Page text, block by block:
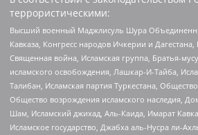
террористическими:
Высший военный Маджлисуль Шура
Кавказа, Конгресс народов Ичкерии и Дагестана,
Священная война, Исламская группа, Братья-
исламского освобождения, Лашкар-И-Тайба,
Талибан, Исламская партия Туркестана,
Общество возрождения исламского наследия,
Шам, Исламский джихад, Аль-Каида, Имарат
Исламское государство, Джабха аль-Нусра ли-